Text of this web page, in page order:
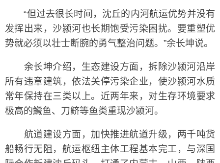
“但过去很长时间，沈丘的内河航运优势并没有
发挥出来，沙颍河也长期饱受污染困扰。要重塑优
势就必须以壮士断腕的勇气整治问题。”余长坤说。
余长坤介绍，生态建设方面，拆除沙颍河沿岸
所有违章建筑，依法关停污染企业，使沙颍河水质
常年保持在三类以上。近两年来，对生存环境要求
极高的鱵鱼、刀鲚等鱼类重现沙颍河。
航道建设方面，加快推进航道升级，两千吨货
船畅行无阻，航运枢纽主体工程基本完工，与深国